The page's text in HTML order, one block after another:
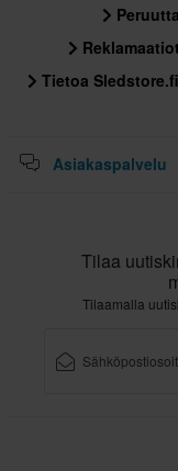
Tietoa Sledstore.fi
Asiakaspalvelu
Tilaa
Tilaamalla